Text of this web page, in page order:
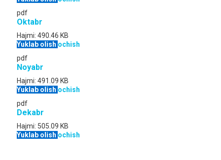
pdf
Oktabr
Hajmi: 490.46 KB
Yuklab olish ochish
pdf
Noyabr
Hajmi: 491.09 KB
Yuklab olish ochish
pdf
Dekabr
Hajmi: 505.09 KB
Yuklab olish ochish